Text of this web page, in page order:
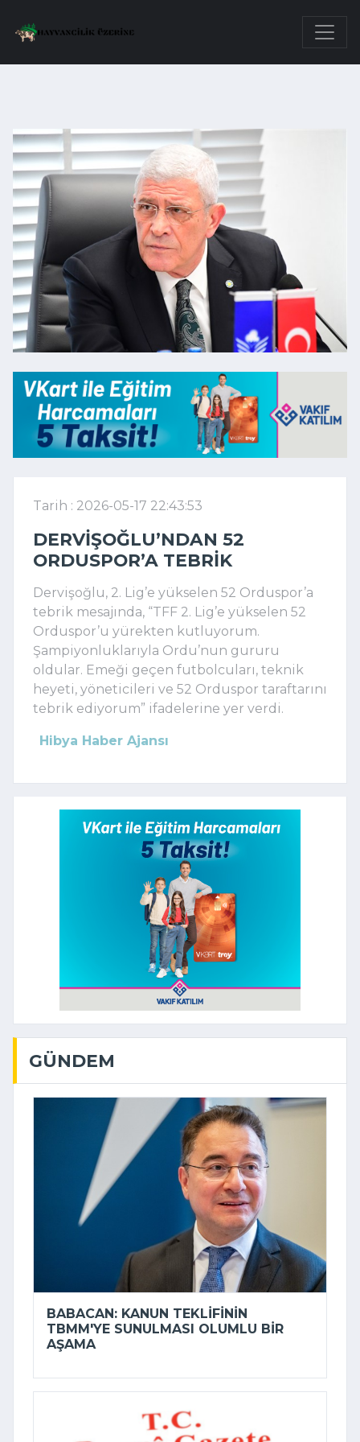
Tarih : 2026-05-17 22:43:53
DERVIŞOĞLU’NDAN 52
ORDUSPOR’A TEBRIK
Dervişoğlu, 2. Lig’e yükselen 52 Orduspor’a
tebrik mesajında, “TFF 2. Lig’e yükselen 52
Orduspor’u yürekten kutluyorum.
Şampiyonluklarıyla Ordu’nun gururu
oldular. Emeği geçen futbolcuları, teknik
heyeti, yöneticileri ve 52 Orduspor taraftarını
tebrik ediyorum” ifadelerine yer verdi.
Hibya Haber Ajansı
GÜNDEM
BABACAN: KANUN TEKLIFININ
TBMM'YE SUNULMASI OLUMLU BIR
AŞAMA